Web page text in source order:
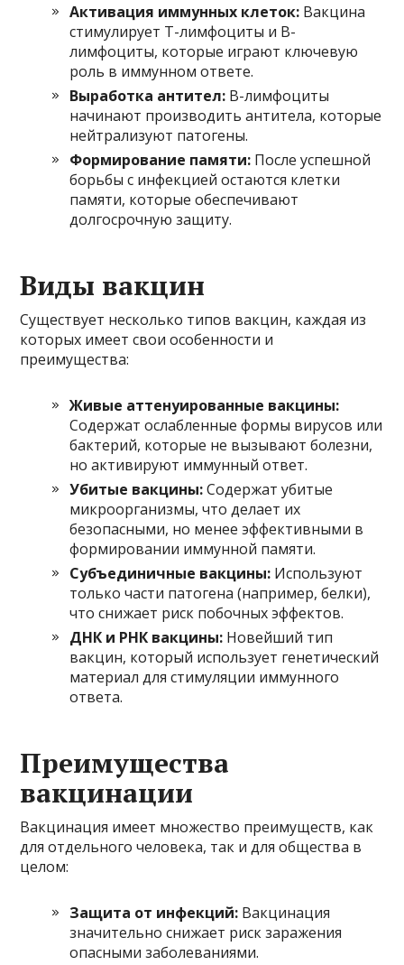
Активация иммунных клеток: Вакцина
стимулирует Т-лимфоциты и В-
лимфоциты, которые играют ключевую
роль в иммунном ответе.
Выработка антител: В-лимфоциты
начинают производить антитела, которые
нейтрализуют патогены.
Формирование памяти: После успешной
борьбы с инфекцией остаются клетки
памяти, которые обеспечивают
долгосрочную защиту.
Виды вакцин
Существует несколько типов вакцин, каждая из
которых имеет свои особенности и
преимущества:
Живые аттенуированные вакцины:
Содержат ослабленные формы вирусов или
бактерий, которые не вызывают болезни,
но активируют иммунный ответ.
Убитые вакцины:Содержат убитые
микроорганизмы, что делает их
безопасными, но менее эффективными в
формировании иммунной памяти.
Субъединичные вакцины: Используют
только части патогена (например, белки),
что снижает риск побочных эффектов.
ДНК и РНК вакцины: Новейший тип
вакцин, который использует генетический
материал для стимуляции иммунного
ответа.
Преимущества
вакцинации
Вакцинация имеет множество преимуществ, как
для отдельного человека, так и для общества в
целом:
Защита от инфекций: Вакцинация
значительно снижает риск заражения
опасными заболеваниями.